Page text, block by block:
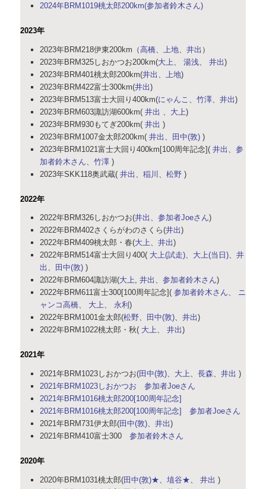
2024年BRM1019桃太郎200km(参加者鈴木さん)
2023年
2023年BRM218伊東200km（高橋、 上地、 井出 ）
2023年BRM325しおかつお200km(大上 湯浅、 井出)
2023年BRM401桃太郎200km(井出 上地)
2023年BRM422富士300km(井出)
2023年BRM513富士大回り400km(にゃんこ 竹澤、 井出)
2023年BRM603諏訪湖600km( 井出 大上)
2023年BRM930もてぎ200km( 井出 )
2023年BRM1007金太郎200km( 井出 田中(敦))
2023年BRM1021富士大回り400km[100周年記念]( 井出
参
加者鈴木さん
竹澤)
2023年SKK118奥武蔵( 井出 稲川 松野)
2022年
2022年BRM326しおかつお(井出 、 参加者Joeさん)
2022年BRM402さくらがわのさくら(井出)
2022年BRM409桃太郎・春(大上、 井出)
2022年BRM514富士大回り400( 大上(試走)、 大上(当日)、 井
出 、 田中(敦))
2022年BRM604諏訪湖(大上, 井出 、 参加者鈴木さん)
2022年BRM611富士300[100周年記念]( 参加者鈴木さん、 ニ
ャンコ高橋、 大上、 永利 )
2022年BRM1001金太郎(松野、 田中(敦)、 井出)
2022年BRM1022桃太郎・秋( 大上、 井出)
2021年
2021年BRM1023しおかつお(田中(敦)、 大上 長森 井出 )
2021年BRM1023しおかつお 参加者Joeさん
2021年BRM1016桃太郎200[100周年記念]
2021年BRM1016桃太郎200[100周年記念] 参加者Joeさん
2021年BRM731伊太郎(田中(敦)、 井出)
2021年BRM410富士300 参加者鈴木さん
2020年
2020年BRM1031桃太郎(田中(敦)★ 埴谷★ 井出 )